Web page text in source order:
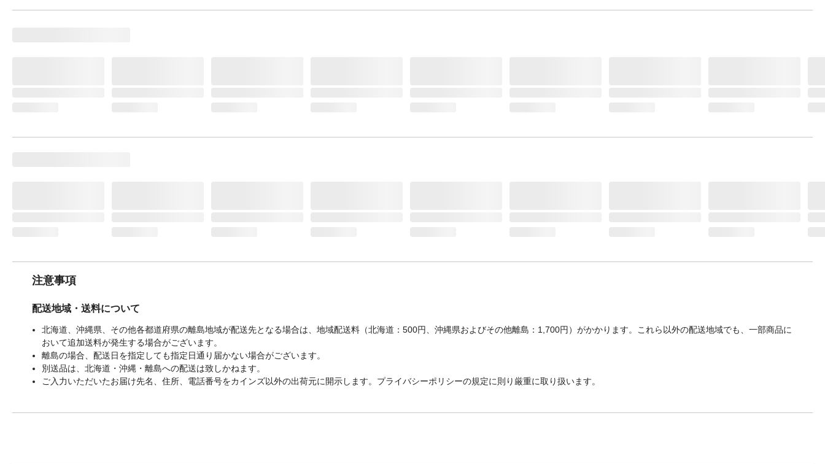
注意事項
配送地域・送料について
北海道、沖縄県、その他各都道府県の離島地域が配送先となる場合は、地域配送料（北海道：500円、沖縄県およびその他離島：1,700円）がかかります。これら以外の配送地域でも、一部商品に
おいて追加送料が発生する場合がございます。
離島の場合、配送日を指定しても指定日通り届かない場合がございます。
別送品は、北海道・沖縄・離島への配送は致しかねます。
ご入力いただいたお届け先名、住所、電話番号をカインズ以外の出荷元に開示します。プライバシーポリシーの規定に則り厳重に取り扱います。